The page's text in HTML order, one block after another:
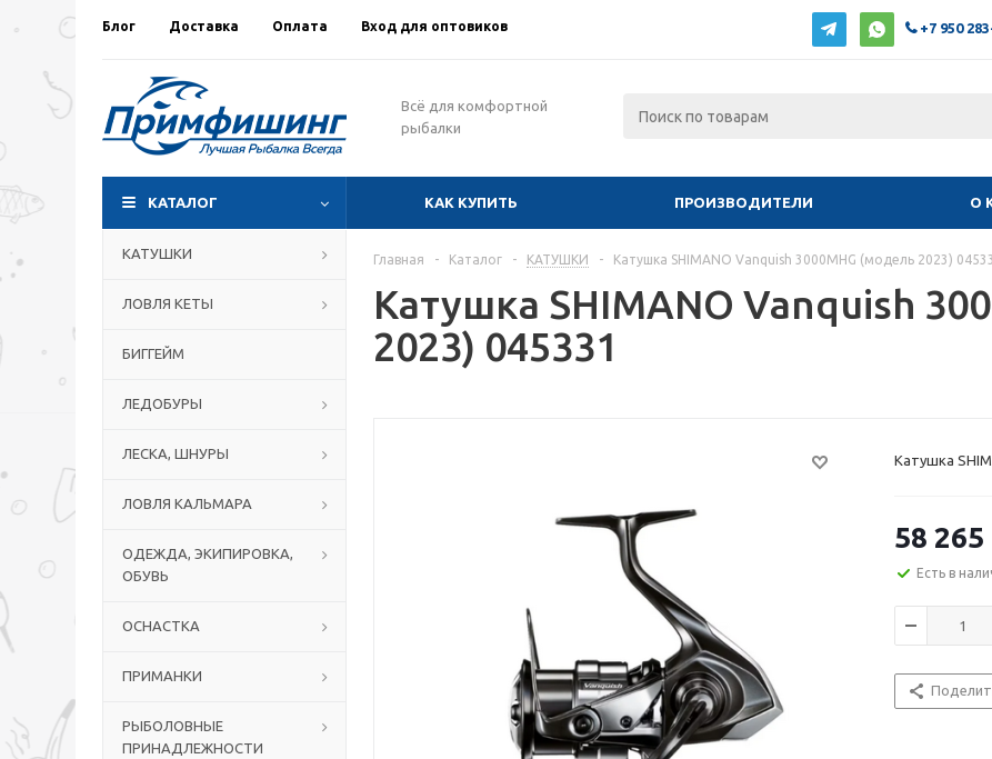
Блог Доставка Оплата Вход для оптовиков +7 950
Всё для комфортной
рыбалки
КАТАЛОГ КАК КУПИТЬ ПРОИЗВОДИТЕЛИ О
КАТУШКИ
ЛОВЛЯ КЕТЫ
БИГГЕЙМ
ЛЕДОБУРЫ
ЛЕСКА, ШНУРЫ
ЛОВЛЯ КАЛЬМАРА
ОДЕЖДА, ЭКИПИРОВКА,
ОБУВЬ
ОСНАСТКА
ПРИМАНКИ
РЫБОЛОВНЫЕ
ПРИНАДЛЕЖНОСТИ
Главная - Каталог - КАТУШКИ - Катушка SHIMANO Vanquish 3000MHG (модель 2023)
Катушка SHIMANO Vanquish
2023) 045331
Катушка
58 265
Есть в